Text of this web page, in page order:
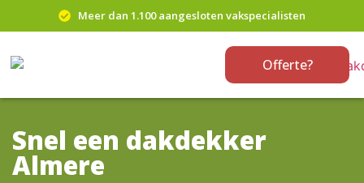
Meer dan 1.100 aangesloten vakspecialisten
Offerte?
Snel een dakdekker
Almere